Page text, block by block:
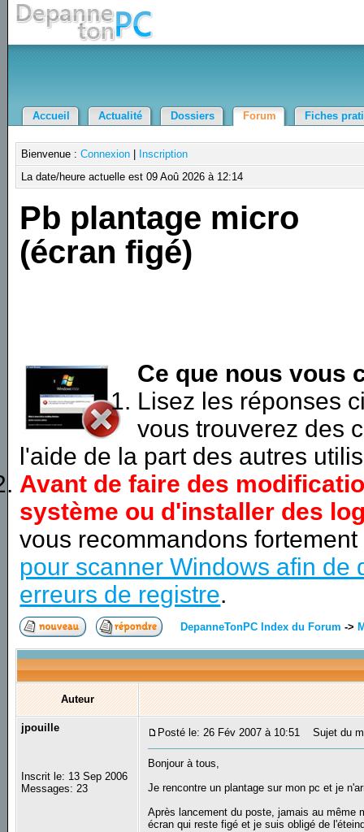
Accueil Actualité Dossiers Forum Fiches
Bienvenue :Connexion
Inscription
La date/heure actuelle est 09 Aoû 2026 à 12:14
Pb plantage micro
(écran figé)
Ce que nous vous
Lisez les réponses
vous trouverez des
l'aide de la part des autres
Avant de faire des
système ou d'installer des
vous recommandons
pour scanner Windows afin de
erreurs de registre.
DepanneTonPC Index du Forum ->
Auteur
jpouille
Inscrit le: 13 Sep 2006
Messages: 23
Posté le: 26 Fév 2007 à 10:51 Sujet du
Bonjour à tous,
Je rencontre un plantage sur mon pc et je
Après lancement du poste, jamais au même
écran qui reste figé et je suis obligé de